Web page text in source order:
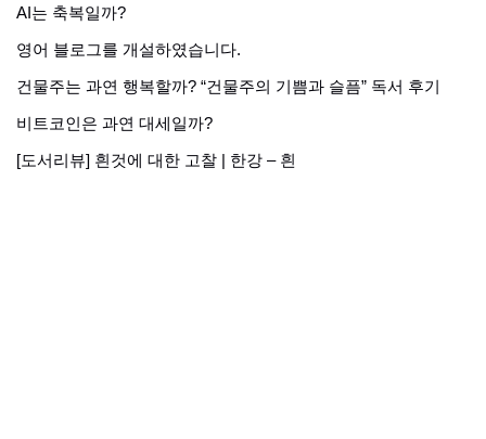
AI는 축복일까?
영어 블로그를 개설하였습니다.
건물주는 과연 행복할까? “건물주의 기쁨과 슬픔” 독서 후기
비트코인은 과연 대세일까?
[도서리뷰] 흰것에 대한 고찰 | 한강 – 흰